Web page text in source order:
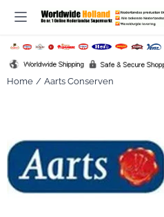
Cookievoorkeuren zijn
Home / Aarts Conserven